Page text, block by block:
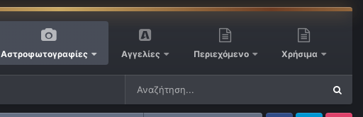
Αστροφωτογραφίες Αγγελίες Περιεχόμενο Χρήσιμα